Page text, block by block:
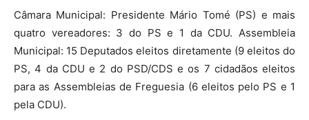
Câmara Municipal: Presidente Mário Tomé (PS) e mais
quatro vereadores: 3 do PS e 1 da CDU. Assembleia
Municipal: 15 Deputados eleitos diretamente (9 eleitos do
PS, 4 da CDU e 2 do PSD/CDS e os 7 cidadãos eleitos
para as Assembleias de Freguesia (6 eleitos pelo PS e 1
pela CDU).